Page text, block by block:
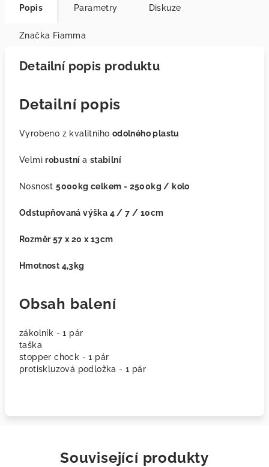
Popis Parametry Diskuze
Značka Fiamma
Detailní popis produktu
Detailní popis
Vyrobeno z kvalitního odolného plastu
Velmirobustnía stabilní
Nosnost5000kg celkem - 2500kg / kolo
Odstupňovaná výška 4 / 7 / 10cm
Rozměr 57 x 20 x 13cm
Hmotnost 4,3kg
Obsah balení
zákolník - 1 pár
taška
stopper chock - 1 pár
protiskluzová podložka - 1 pár
Související produkty